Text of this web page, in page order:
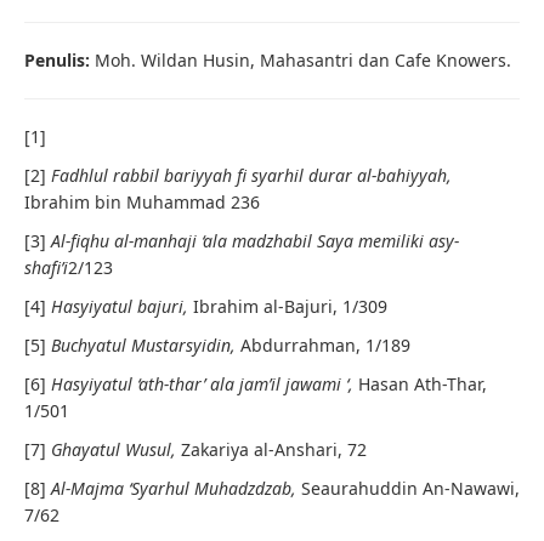
Penulis: Moh. Wildan Husin, Mahasantri dan Cafe Knowers.
[1]
[2] Fadhlul rabbil bariyyah fi syarhil durar al-bahiyyah,
Ibrahim bin Muhammad 236
[3]Al-fiqhu al-manhaji ‘ala madzhabil Saya memiliki asy-
shafi’i2/123
[4] Hasyiyatul bajuri, Ibrahim al-Bajuri, 1/309
[5] Buchyatul Mustarsyidin, Abdurrahman, 1/189
[6] Hasyiyatul ‘ath-thar’ ala jam’il jawami ‘, Hasan Ath-Thar,
1/501
[7] Ghayatul Wusul, Zakariya al-Anshari, 72
[8]Al-Majma ‘Syarhul Muhadzdzab, Seaurahuddin An-Nawawi,
7/62